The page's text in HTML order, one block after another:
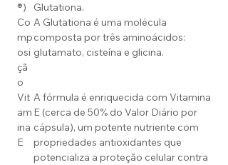
®)
Glutationa.
Co
mp
osi
çã
o
A Glutationa é uma molécula
composta por três aminoácidos:
glutamato, cisteína e glicina.
Vit
am
ina
E
A fórmula é enriquecida com Vitamina
E (cerca de 50% do Valor Diário por
cápsula), um potente nutriente com
propriedades antioxidantes que
potencializa a proteção celular contra